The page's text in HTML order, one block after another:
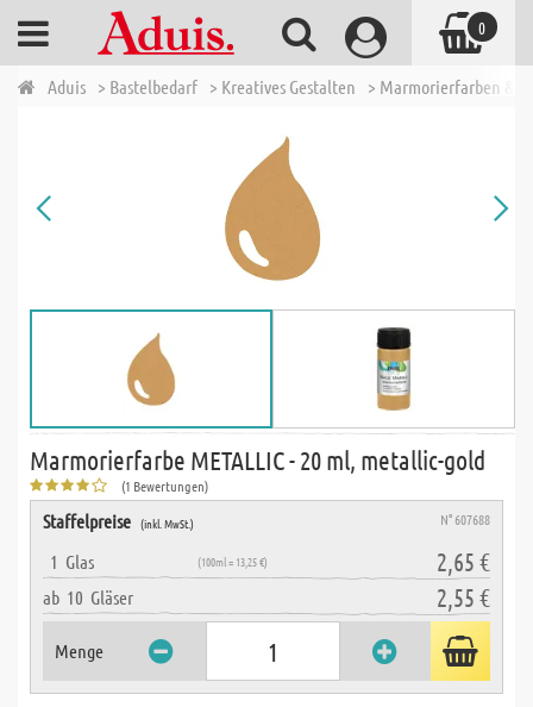
Aduis > Bastelbedarf > Kreatives Gestalten > Marmorierfarben &
Marmorierfarbe METALLIC - 20 ml, metallic-gold
(1 Bewertungen)
Staffelpreise (inkl. MwSt.) N° 607688
1 Glas (100ml = 13,25 €) 2,65 €
ab 10 Gläser 2,55 €
Menge
0